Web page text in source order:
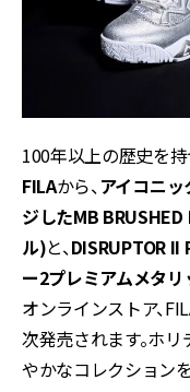
100年以上の歴史を
FILAから、アイコニ
ジしたMB
ル)と、DISRUPTOR II
ー2プレミアムメタ
オンラインストア、
次発売されます。ホ
やかなコレクション